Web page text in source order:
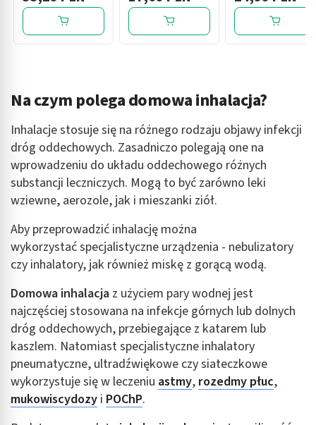
Na czym polega domowa inhalacja?
Inhalacje stosuje się na różnego rodzaju objawy infekcji
dróg oddechowych. Zasadniczo polegają one na
wprowadzeniu do układu oddechowego różnych
substancji leczniczych. Mogą to być zarówno leki
wziewne, aerozole, jak i mieszanki ziół.
Aby przeprowadzić inhalację można
wykorzystać specjalistyczne urządzenia - nebulizatory
czy inhalatory, jak również miskę z gorącą wodą.
Domowa inhalacja z użyciem pary wodnej jest
najczęściej stosowana na infekcje górnych lub dolnych
dróg oddechowych, przebiegające z katarem lub
kaszlem. Natomiast specjalistyczne inhalatory
pneumatyczne, ultradźwiękowe czy siateczkowe
wykorzystuje się w leczeniu astmy, rozedmy płuc,
mukowiscydozy i POChP.